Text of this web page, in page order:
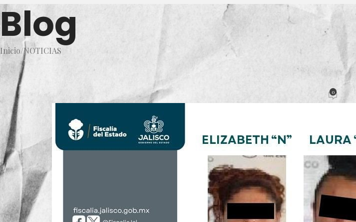
Blog
Inicio NOTICIAS
Logran primera sentencia por trata en juicio
Publicado por 0